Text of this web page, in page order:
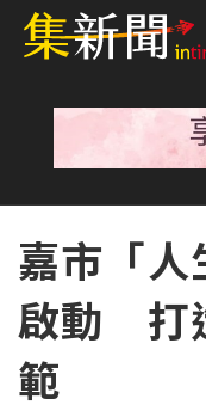
嘉市「人
啟動 打
範